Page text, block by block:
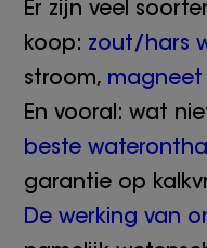
Er zijn veel
koop: zout/hars
stroom, magneet
En vooral: wat
beste
garantie op
De werking van